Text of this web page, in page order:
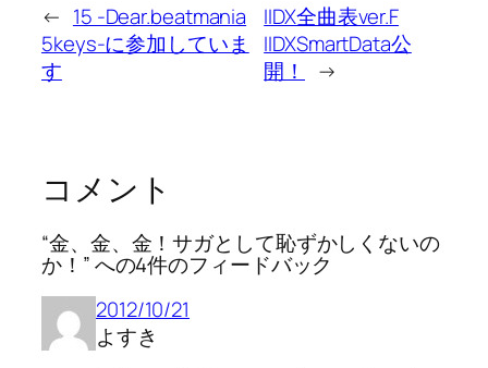
← 15 -Dear.beatmania
5keys-に参加していま
す
IIDX全曲表ver.F
IIDXSmartData公
開！
→
コメント
“金、金、金！サガとして恥ずかしくないの
か！” への4件のフィードバック
2012/10/21
よすき